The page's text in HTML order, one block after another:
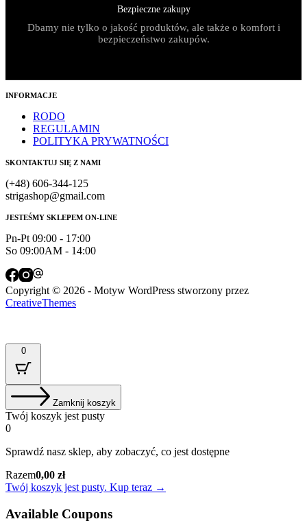
Bezpieczne zakupy
Dbamy nie tylko o jakość produktów, ale także o komfort i
bezpieczeństwo zakupów.
INFORMACJE
RODO
REGULAMIN
POLITYKA PRYWATNOŚCI
SKONTAKTUJ SIĘ Z NAMI
(+48) 606-344-125
strigashop@gmail.com
JESTEŚMY SKLEPEM ON-LINE
Pn-Pt 09:00 - 17:00
So 09:00AM - 14:00
Copyright © 2026 - Motyw WordPress stworzony przez
CreativeThemes
0
Zamknij koszyk
Twój koszyk jest pusty
0
Sprawdź nasz sklep, aby zobaczyć, co jest dostępne
Suma
koszyka:
Razem0,00 zł
Twój koszyk jest pusty. Kup teraz →
Available Coupons